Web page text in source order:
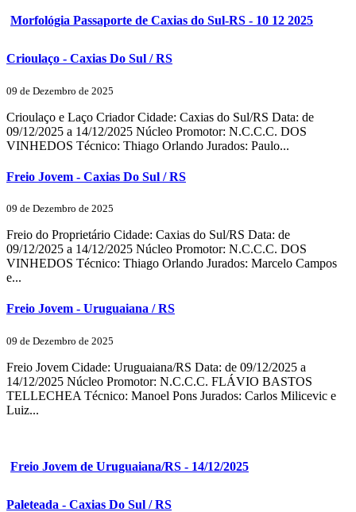
Morfológia Passaporte de Caxias do Sul-RS - 10 12 2025
Crioulaço - Caxias Do Sul / RS
09 de Dezembro de 2025
Crioulaço e Laço Criador Cidade: Caxias do Sul/RS Data: de
09/12/2025 a 14/12/2025 Núcleo Promotor: N.C.C.C. DOS
VINHEDOS Técnico: Thiago Orlando Jurados: Paulo...
Freio Jovem - Caxias Do Sul / RS
09 de Dezembro de 2025
Freio do Proprietário Cidade: Caxias do Sul/RS Data: de
09/12/2025 a 14/12/2025 Núcleo Promotor: N.C.C.C. DOS
VINHEDOS Técnico: Thiago Orlando Jurados: Marcelo Campos
e...
Freio Jovem - Uruguaiana / RS
09 de Dezembro de 2025
Freio Jovem Cidade: Uruguaiana/RS Data: de 09/12/2025 a
14/12/2025 Núcleo Promotor: N.C.C.C. FLÁVIO BASTOS
TELLECHEA Técnico: Manoel Pons Jurados: Carlos Milicevic e
Luiz...
Freio Jovem de Uruguaiana/RS - 14/12/2025
Paleteada - Caxias Do Sul / RS